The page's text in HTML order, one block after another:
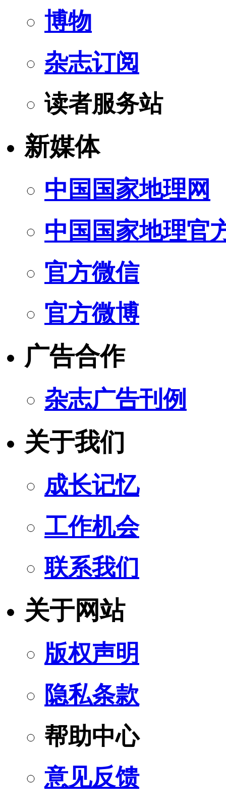
博物
杂志订阅
读者服务站
新媒体
中国国家地理网
中国国家地理官
官方微信
官方微博
广告合作
杂志广告刊例
关于我们
成长记忆
工作机会
联系我们
关于网站
版权声明
隐私条款
帮助中心
意见反馈